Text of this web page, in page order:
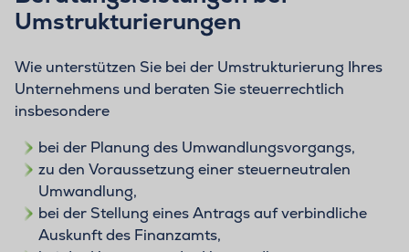
Umstrukturierungen
Wie unterstützen Sie bei der Umstrukturierung Ihres
Unternehmens und beraten Sie steuerrechtlich
insbesondere
bei der Planung des Umwandlungsvorgangs,
zu den Voraussetzung einer steuerneutralen
Umwandlung,
bei der Stellung eines Antrags auf verbindliche
Auskunft des Finanzamts,